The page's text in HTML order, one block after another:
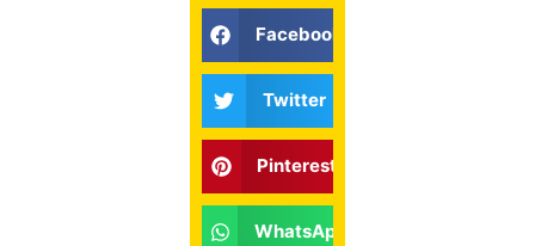
Facebook
Twitter
Pinterest
WhatsApp